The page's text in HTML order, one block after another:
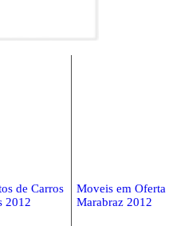
de Carros
2012
Moveis em Oferta
Marabraz 2012